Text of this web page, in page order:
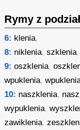
Rymy z
6: klenia,
8: niklenia,szklenia
9: oszklenia,
wpuklenia,
10: naszklenia,
wypuklenia,
zawiklenia,